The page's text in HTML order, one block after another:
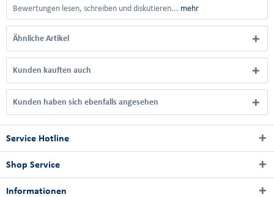
Bewertungen lesen, schreiben und diskutieren... mehr
Ähnliche Artikel
Kunden kauften auch
Kunden haben sich ebenfalls angesehen
Service Hotline
Shop Service
Informationen